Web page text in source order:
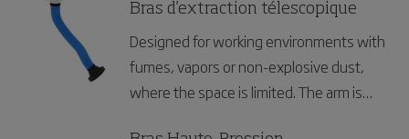
poussière et du gaz explosifs et des
normes d’hygiène très strictes.
Bras d'extraction télescopique
Designed for working environments with
fumes, vapors or non-explosive dust,
where the space is limited. The arm is